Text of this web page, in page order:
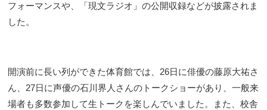
フォーマンスや、「現文ラジオ」の公開収録などが披露されま
した。
開演前に長い列ができた体育館では、26日に俳優の藤原大祐さ
ん、27日に声優の石川界人さんのトークショーがあり、一般来
場者も多数参加して生トークを楽しんでいました。また、校舎